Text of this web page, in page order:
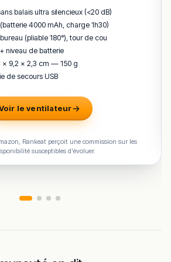
balais ultra silencieux (<20 dB)
4000 mAh, charge 1h30)
(pliable 180°), tour de cou
niveau de batterie
× 9,2 × 2,3 cm — 150 g
de secours USB
le ventilateur
Rankeat perçoit une commission sur les
susceptibles d'évoluer.